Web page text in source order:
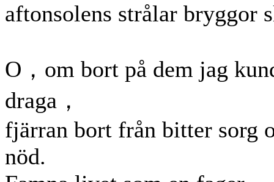
aftonsolens strålar bryggor
O，om bort på dem jag
draga，
fjärran bort från bitter sorg
nöd.